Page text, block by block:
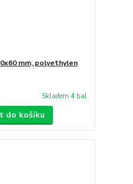
mm, polyethylen
Skladem 4 bal
do košíku